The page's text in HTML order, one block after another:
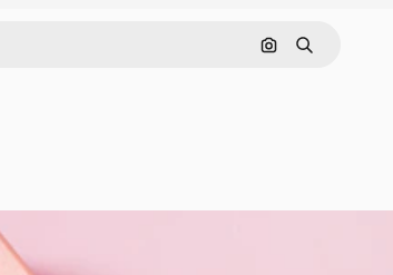
Nach Bild suchen
Suchen